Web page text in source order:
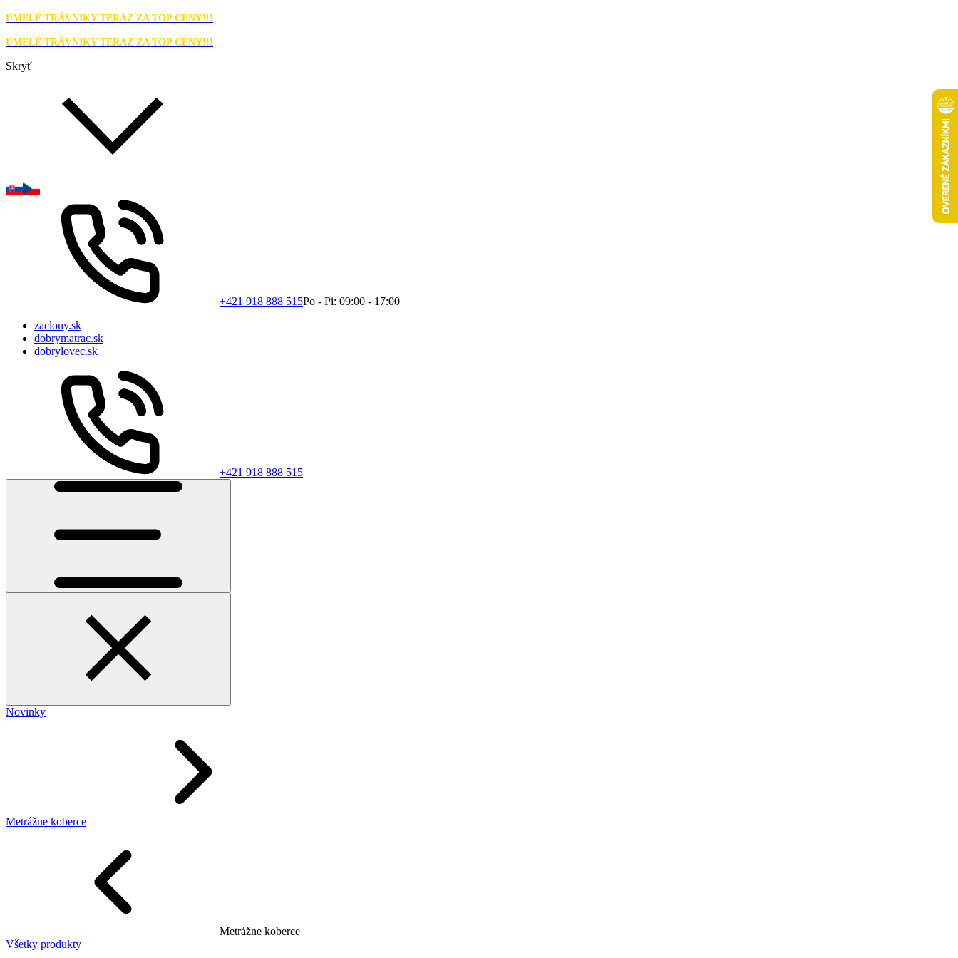
UMELÉ TRÁVNIKY TERAZ ZA TOP CENY!!!
UMELÉ TRÁVNIKY TERAZ ZA TOP CENY!!!
Skryť
+421 918 888 515Po - Pi: 09:00 - 17:00
zaclony.sk
dobrymatrac.sk
dobrylovec.sk
+421 918 888 515
Novinky
Metrážne koberce
Metrážne koberce
Všetky produkty